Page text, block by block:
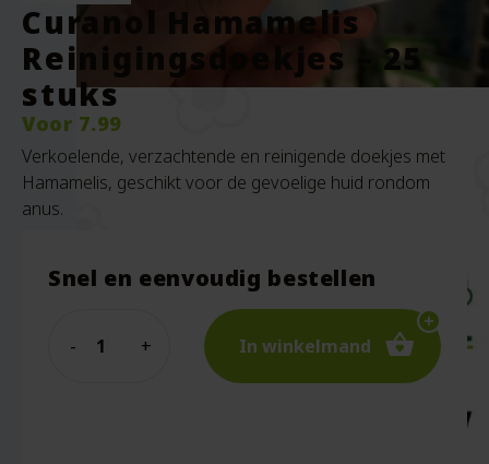
Curanol Hamamelis
Reinigingsdoekjes – 25
stuks
Voor 7.99
Verkoelende, verzachtende en reinigende doekjes met
Hamamelis, geschikt voor de gevoelige huid rondom
anus.
Snel en eenvoudig bestellen
In winkelmand